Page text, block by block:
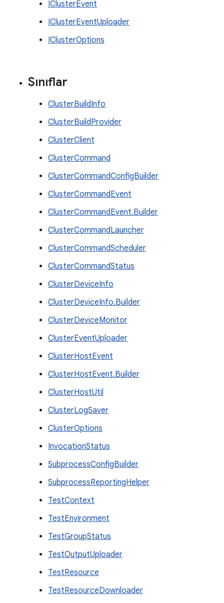
IClusterEvent
IClusterEventUploader
IClusterOptions
Sınıflar
ClusterBuildInfo
ClusterBuildProvider
ClusterClient
ClusterCommand
ClusterCommandConfigBuilder
ClusterCommandEvent
ClusterCommandEvent.Builder
ClusterCommandLauncher
ClusterCommandScheduler
ClusterCommandStatus
ClusterDeviceInfo
ClusterDeviceInfo.Builder
ClusterDeviceMonitor
ClusterEventUploader
ClusterHostEvent
ClusterHostEvent.Builder
ClusterHostUtil
ClusterLogSaver
ClusterOptions
InvocationStatus
SubprocessConfigBuilder
SubprocessReportingHelper
TestContext
TestEnvironment
TestGroupStatus
TestOutputUploader
TestResource
TestResourceDownloader